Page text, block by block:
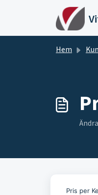
Hoppa
Hem
Pris per